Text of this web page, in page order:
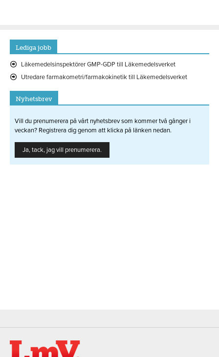
Lediga jobb
Läkemedelsinspektörer GMP-GDP till Läkemedelsverket
Utredare farmakometri/farmakokinetik till Läkemedelsverket
Nyhetsbrev
Vill du prenumerera på vårt nyhetsbrev som kommer två gånger i
veckan? Registrera dig genom att klicka på länken nedan.
Ja, tack, jag vill prenumerera.